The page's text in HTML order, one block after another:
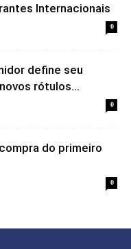
Internacionais
0
define seu
rótulos...
0
do primeiro
0